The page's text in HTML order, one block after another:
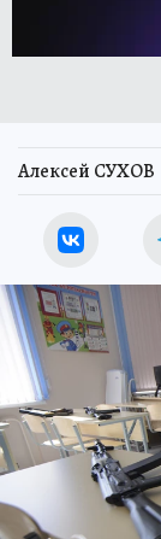
Алексей СУХОВ